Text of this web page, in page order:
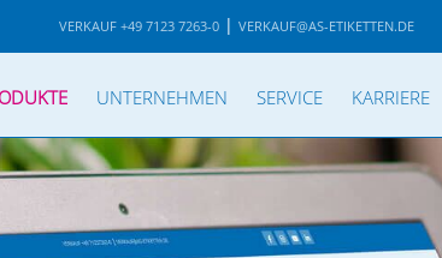
VERKAUF +49 7123 7263-0 | VERKAUF@AS-ETIKETTEN.DE
UNTERNEHMEN SERVICE KARRIERE